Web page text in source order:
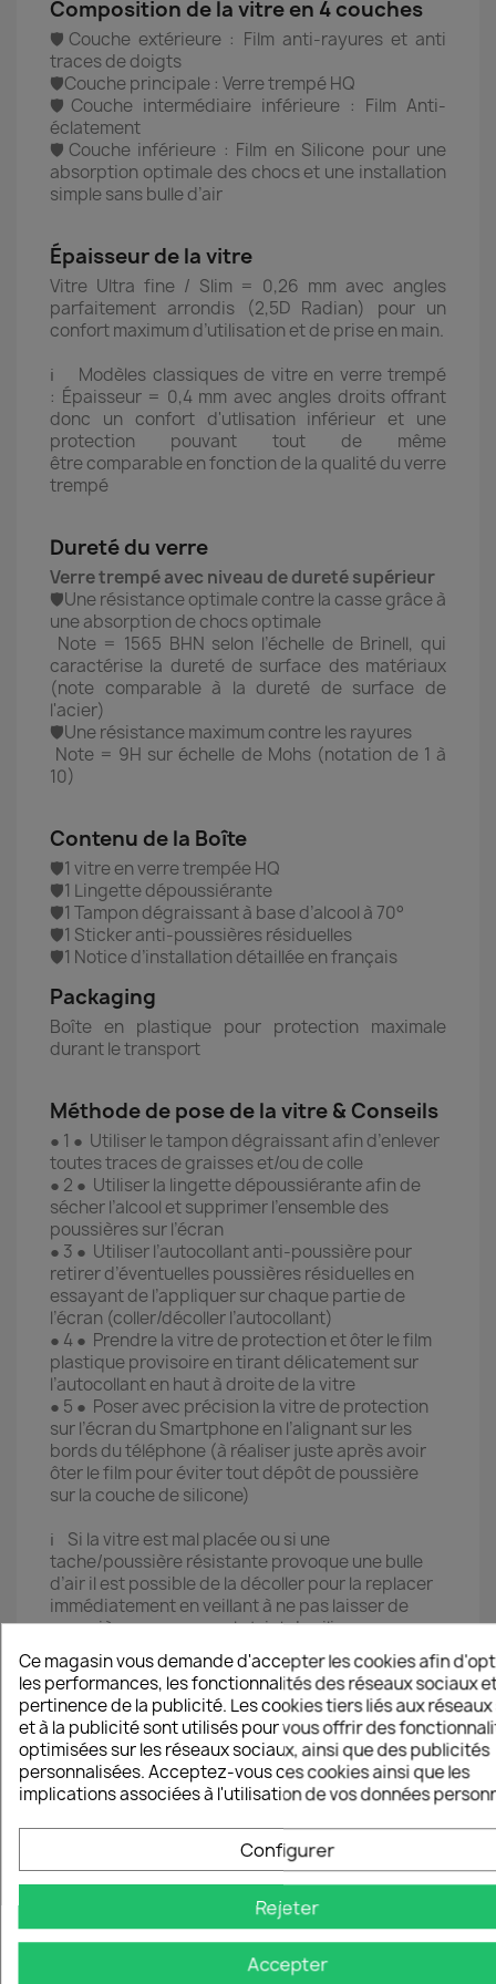
Composition de la vitre en 4 couches
🛡️Couche extérieure : Film anti-rayures et anti
traces de doigts
🛡️Couche principale : Verre trempé HQ
🛡️Couche intermédiaire inférieure : Film Anti-
éclatement
🛡️Couche inférieure : Film en Silicone pour une
absorption optimale des chocs et une installation
simple sans bulle d’air
Épaisseur de la vitre
Vitre Ultra fine / Slim = 0,26 mm avec angles
parfaitement arrondis (2,5D Radian) pour un
confort maximum d’utilisation et de prise en main.
ℹ️ Modèles classiques de vitre en verre trempé
: Épaisseur = 0,4 mm avec angles droits offrant
donc un confort d'utlisation inférieur et une
protection pouvant tout de même
être comparable en fonction de la qualité du verre
trempé
Dureté du verre
Verre trempé avec niveau de dureté supérieur
🛡️Une résistance optimale contre la casse grâce à
une absorption de chocs optimale
Note = 1565 BHN selon l’échelle de Brinell, qui
caractérise la dureté de surface des matériaux
(note comparable à la dureté de surface de
l'acier)
🛡️Une résistance maximum contre les rayures
Note = 9H sur échelle de Mohs (notation de 1 à
10)
Contenu de la Boîte
🛡️1 vitre en verre trempée HQ
🛡️1 Lingette dépoussiérante
🛡️1 Tampon dégraissant à base d’alcool à 70°
🛡️1 Sticker anti-poussières résiduelles
🛡️1 Notice d’installation détaillée en français
Packaging
Boîte en plastique pour protection maximale
durant le transport
Méthode de pose de la vitre & Conseils
● 1 ● Utiliser le tampon dégraissant afin d’enlever
toutes traces de graisses et/ou de colle
● 2 ● Utiliser la lingette dépoussiérante afin de
sécher l’alcool et supprimer l’ensemble des
poussières sur l’écran
● 3 ● Utiliser l’autocollant anti-poussière pour
retirer d’éventuelles poussières résiduelles en
essayant de l’appliquer sur chaque partie de
l’écran (coller/décoller l’autocollant)
● 4 ● Prendre la vitre de protection et ôter le film
plastique provisoire en tirant délicatement sur
l’autocollant en haut à droite de la vitre
● 5 ● Poser avec précision la vitre de protection
sur l’écran du Smartphone en l’alignant sur les
bords du téléphone (à réaliser juste après avoir
ôter le film pour éviter tout dépôt de poussière
sur la couche de silicone)
ℹ️ Si la vitre est mal placée ou si une
tache/poussière résistante provoque une bulle
d’air il est possible de la décoller pour la replacer
immédiatement en veillant à ne pas laisser de
poussière se poser sur le joint de silicone
16 autres produits dans la même
catégorie :
favorite_border
Aperçu rapide
OnePlus 7 - Verre
favorite_border
Ce magasin vous demande d'accepter les cookies afin
les performances, les fonctionnalités des réseaux sociaux
pertinence de la publicité. Les cookies tiers liés aux
et à la publicité sont utilisés pour vous offrir des
optimisées sur les réseaux sociaux, ainsi que des publicités
personnalisées. Acceptez-vous ces cookies ainsi que les
implications associées à l'utilisation de vos données
Configurer
Rejeter
Accepter